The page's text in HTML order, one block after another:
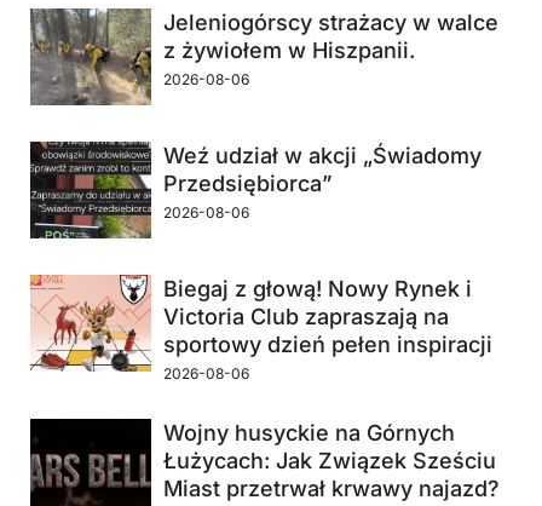
Jeleniogórscy strażacy w walce
z żywiołem w Hiszpanii.
2026-08-06
Weź udział w akcji „Świadomy
Przedsiębiorca”
2026-08-06
Biegaj z głową! Nowy Rynek i
Victoria Club zapraszają na
sportowy dzień pełen inspiracji
2026-08-06
Wojny husyckie na Górnych
Łużycach: Jak Związek Sześciu
Miast przetrwał krwawy najazd?